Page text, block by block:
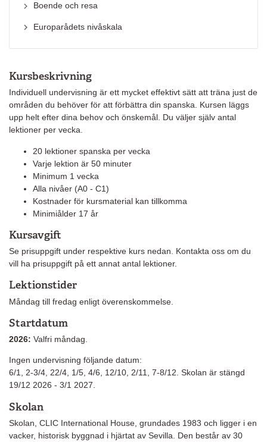
Kursbeskrivning
Individuell undervisning är ett mycket effektivt sätt att träna just de
områden du behöver för att förbättra din spanska. Kursen läggs
upp helt efter dina behov och önskemål. Du väljer själv antal
lektioner per vecka.
20 lektioner spanska per vecka
Varje lektion är 50 minuter
Minimum 1 vecka
Alla nivåer (A0 - C1)
Kostnader för kursmaterial kan tillkomma
Minimiålder 17 år
Kursavgift
Se prisuppgift under respektive kurs nedan. Kontakta oss om du
vill ha prisuppgift på ett annat antal lektioner.
Lektionstider
Måndag till fredag enligt överenskommelse.
Startdatum
2026: Valfri måndag.
Ingen undervisning följande datum:
6/1, 2-3/4, 22/4, 1/5, 4/6, 12/10, 2/11, 7-8/12. Skolan är stängd
19/12 2026 - 3/1 2027.
Skolan
Skolan, CLIC International House, grundades 1983 och ligger i en
vacker, historisk byggnad i hjärtat av Sevilla. Den består av 30
Boende och resa
Europarådets nivåskala